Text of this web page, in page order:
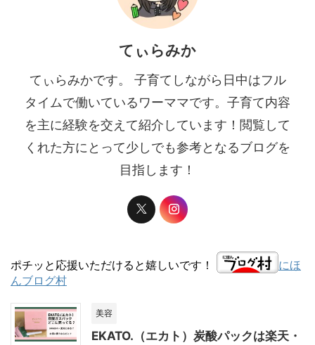
てぃらみか
てぃらみかです。 子育てしながら日中はフル
タイムで働いているワーママです。子育て内容
を主に経験を交えて紹介しています！閲覧して
くれた方にとって少しでも参考となるブログを
目指します！
ポチッと応援いただけると嬉しいです！
にほ
んブログ村
美容
EKATO.（エカト）炭酸パックは楽天・